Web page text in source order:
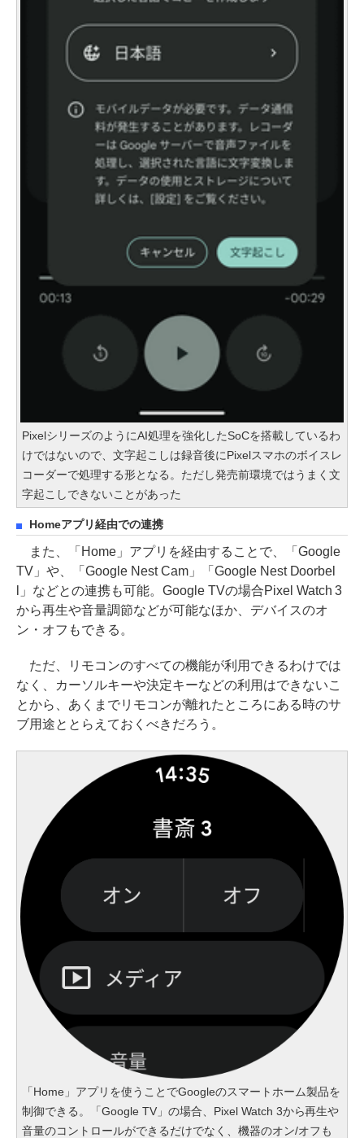
PixelシリーズのようにAI処理を強化したSoCを搭載しているわ
けではないので、文字起こしは録音後にPixelスマホのボイスレ
コーダーで処理する形となる。ただし発売前環境ではうまく文
字起こしできないことがあった
Homeアプリ経由での連携
また、「Home」アプリを経由することで、「Google
TV」や、「Google Nest Cam」「Google Nest Doorbel
l」などとの連携も可能。Google TVの場合Pixel Watch 3
から再生や音量調節などが可能なほか、デバイスのオ
ン・オフもできる。
ただ、リモコンのすべての機能が利用できるわけでは
なく、カーソルキーや決定キーなどの利用はできないこ
とから、あくまでリモコンが離れたところにある時のサ
ブ用途ととらえておくべきだろう。
「Home」アプリを使うことでGoogleのスマートホーム製品を
制御できる。「Google TV」の場合、Pixel Watch 3から再生や
音量のコントロールができるだけでなく、機器のオン/オフも